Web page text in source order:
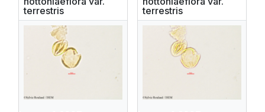
terrestris
terrestris